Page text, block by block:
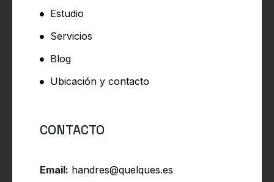
Estudio
Servicios
Blog
Ubicación y contacto
CONTACTO
Email: handres@quelques.es